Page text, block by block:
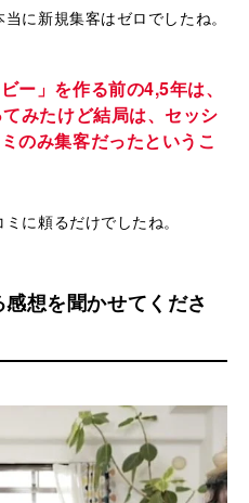
に新規集客はゼロでしたね。
ー」を作る前の4,5年は、
みたけど結局は、セッシ
のみ集客だったというこ
に頼るだけでしたね。
想を聞かせてくださ